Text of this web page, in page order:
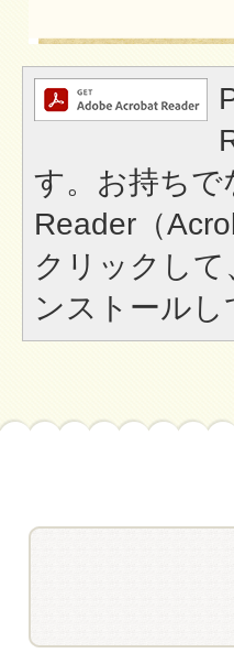
す。お持ちで
Reader（
クリックし
ンストールし